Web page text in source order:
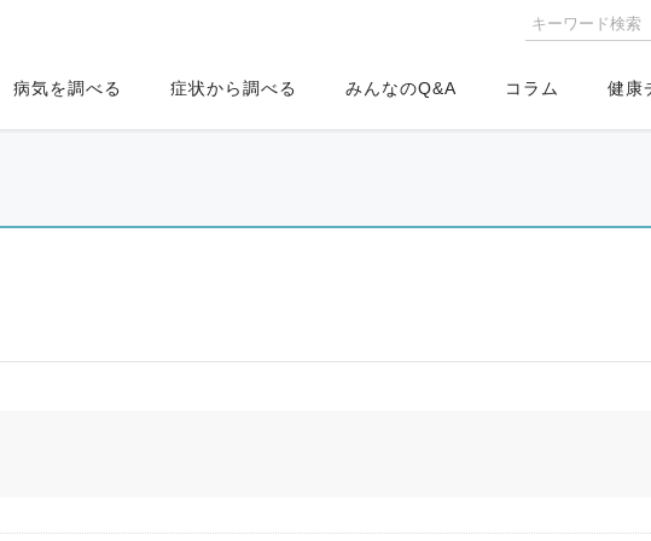
病気を調べる 症状から調べる みんなのQ&A コラム 健康